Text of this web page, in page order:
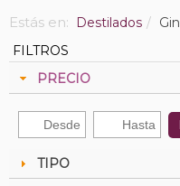
Estás en: Destilados
Gin
FILTROS
PRECIO
TIPO